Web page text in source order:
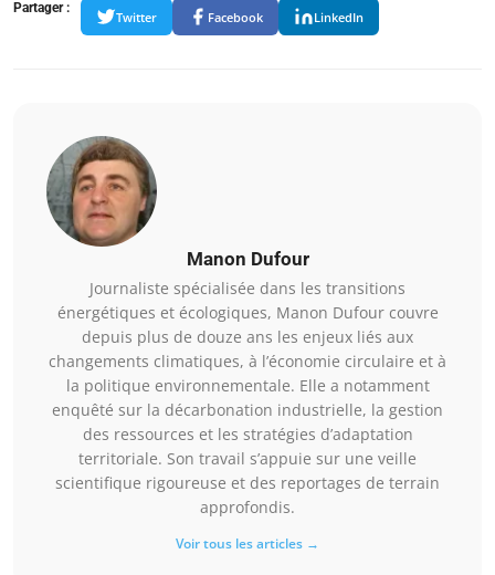
Partager :
Twitter Facebook LinkedIn
Manon Dufour
Journaliste spécialisée dans les transitions
énergétiques et écologiques, Manon Dufour couvre
depuis plus de douze ans les enjeux liés aux
changements climatiques, à l’économie circulaire et à
la politique environnementale. Elle a notamment
enquêté sur la décarbonation industrielle, la gestion
des ressources et les stratégies d’adaptation
territoriale. Son travail s’appuie sur une veille
scientifique rigoureuse et des reportages de terrain
approfondis.
Voir tous les articles →